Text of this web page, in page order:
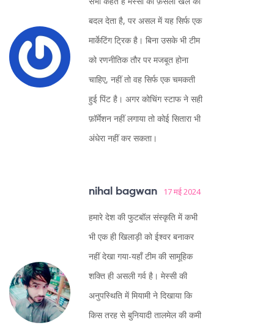
बदल देता है, पर असल में यह सिर्फ एक
मार्केटिंग ट्रिक है। बिना उसके भी टीम
को रणनीतिक तौर पर मजबूत होना
चाहिए, नहीं तो वह सिर्फ एक चमकती
हुई पिंट है। अगर कोचिंग स्टाफ ने सही
फ़ॉर्मेशन नहीं लगाया तो कोई सितारा भी
अंधेरा नहीं कर सकता।
nihal bagwan 17 मई 2024
हमारे देश की फुटबॉल संस्कृति में कभी
भी एक ही खिलाड़ी को ईश्वर बनाकर
नहीं देखा गया-यहाँ टीम की सामूहिक
शक्ति ही असली गर्व है। मेस्सी की
अनुपस्थिति में मियामी ने दिखाया कि
किस तरह से बुनियादी तालमेल की कमी